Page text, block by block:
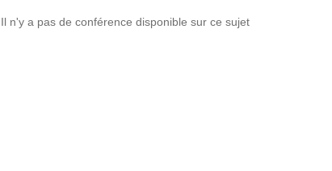
Il n'y a pas de conférence disponible sur ce sujet